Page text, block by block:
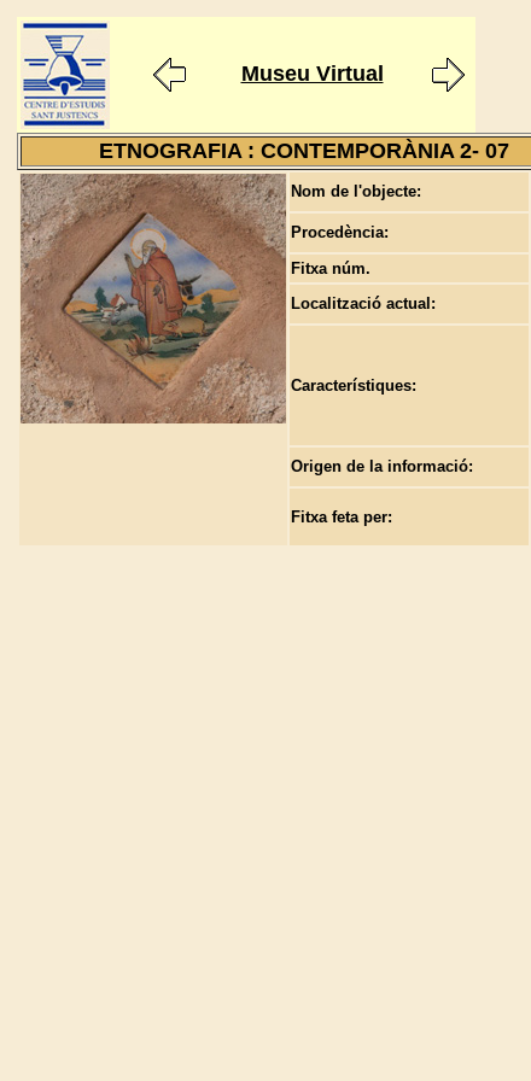
Museu Virtual
ETNOGRAFIA : CONTEMPORÀNIA 2- 07
Nom de l'objecte:
Procedència:
Fitxa núm.
Localització actual:
Característiques:
Origen de la informació:
Fitxa feta per: